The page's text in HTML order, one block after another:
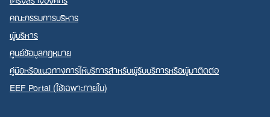
คณะกรรมการบริหาร
ผู้บริหาร
ศูนย์ข้อมูลกฎหมาย
คู่มือหรือแนวทางการให้บริการสำหรับผู้รับบริการหรือผู้มาติดต่อ
EEF Portal (ใช้เฉพาะภายใน)